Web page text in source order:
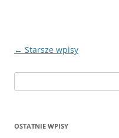
Nawigacja
← Starsze wpisy
OSTATNIE WPISY